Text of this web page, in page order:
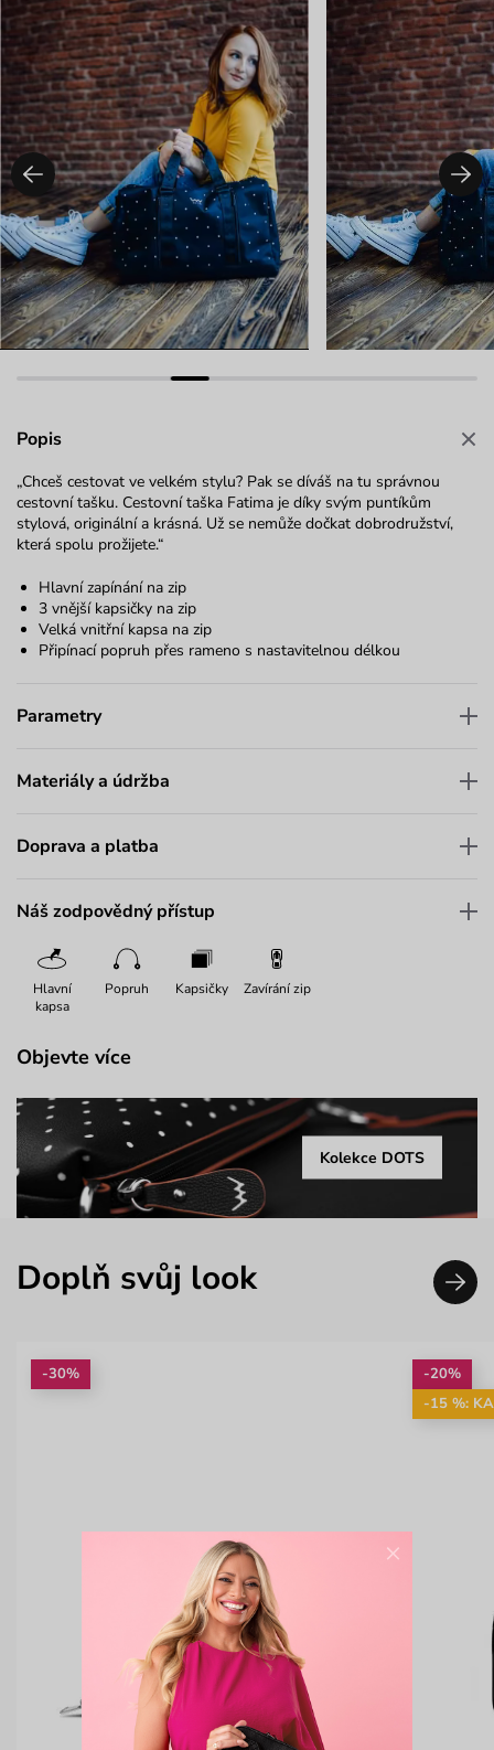
Popis
„Chceš cestovat ve velkém stylu? Pak se díváš na tu správnou
cestovní tašku. Cestovní taška Fatima je díky svým puntíkům
stylová, originální a krásná. Už se nemůže dočkat dobrodružství,
která spolu prožijete.“
Hlavní zapínání na zip
3 vnější kapsičky na zip
Velká vnitřní kapsa na zip
Připínací popruh přes rameno s nastavitelnou délkou
Parametry
Materiály a údržba
Doprava a platba
Náš zodpovědný přístup
Hlavní
kapsa
Popruh Kapsičky Zavírání zip
Objevte více
Kolekce DOTS
Doplň svůj look
-30%
-20%
-15 %:
×